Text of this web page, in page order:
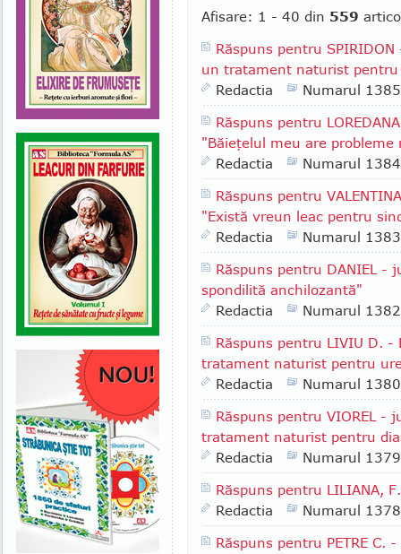
Afisare: 1 - 40 din 559
Răspuns pentru
un tratament naturist pentru
Redactia
Numarul 1385
Răspuns pentru
"Băieţelul meu are probleme
Redactia
Numarul 1384
Răspuns pentru
"Există vreun leac pentru
Redactia
Numarul 1383
Răspuns pentru DANIEL -
spondilită anchilozantă"
Redactia
Numarul 1382
Răspuns pentru LIVIU D.
tratament naturist pentru
Redactia
Numarul 1380
Răspuns pentru VIOREL -
tratament naturist pentru
Redactia
Numarul 1379
Răspuns pentru LILIANA,
Redactia
Numarul 1378
Răspuns pentru PETRE